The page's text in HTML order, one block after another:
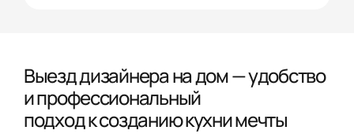
Выезд дизайнера на дом — удобство
и профессиональный
подход к созданию кухни мечты